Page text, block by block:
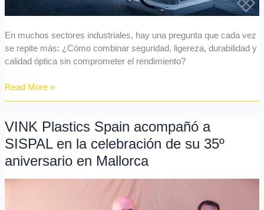
En muchos sectores industriales, hay una pregunta que cada vez
se repite más: ¿Cómo combinar seguridad, ligereza, durabilidad y
calidad óptica sin comprometer el rendimiento?
Read More »
VINK Plastics Spain acompañó a
SISPAL en la celebración de su 35º
aniversario en Mallorca
VINK
Plastics
Spain
acompañó